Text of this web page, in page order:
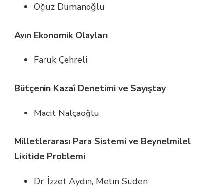
Oğuz Dumanoğlu
Ayın Ekonomik Olayları
Faruk Çehreli
Bütçenin Kazaî Denetimi ve Sayıştay
Macit Nalçaoğlu
Milletlerarası Para Sistemi ve Beynelmilel
Likitide Problemi
Dr. İzzet Aydın, Metin Süden